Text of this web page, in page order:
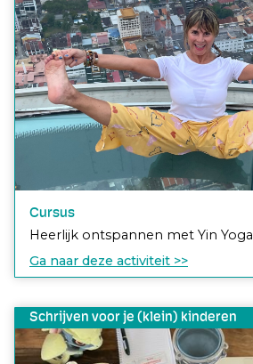
Cursus
Heerlijk ontspannen met Yin Yoga
Ga naar deze activiteit >>
Schrijven voor je (klein) kinderen